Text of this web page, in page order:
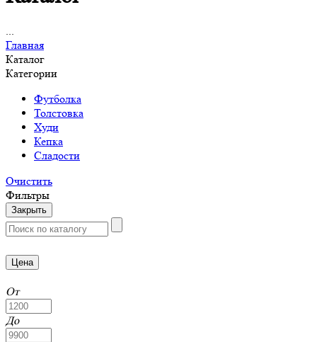
...
Главная
Каталог
Категории
Футболка
Толстовка
Худи
Кепка
Сладости
Очистить
Фильтры
Закрыть
Цена
От
До